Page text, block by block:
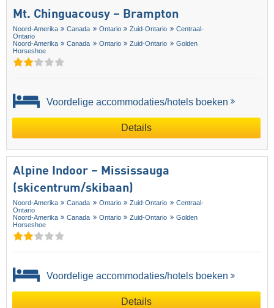
Mt. Chinguacousy – Brampton
Noord-Amerika Canada Ontario Zuid-Ontario
Centraal-
Ontario
Noord-Amerika
Canada Ontario Zuid-Ontario
Golden
Horseshoe
Voordelige accommodaties/hotels boeken
Details
Alpine Indoor – Mississauga
(skicentrum/skibaan)
Noord-Amerika Canada Ontario Zuid-Ontario
Centraal-
Ontario
Noord-Amerika
Canada Ontario Zuid-Ontario
Golden
Horseshoe
Voordelige accommodaties/hotels boeken
Details